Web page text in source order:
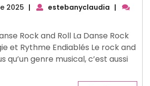
2025 07
| estebanyclaudia |
Rock and Roll La Danse Rock
et Rythme Endiablés Le rock and
qu’un genre musical, c’est aussi